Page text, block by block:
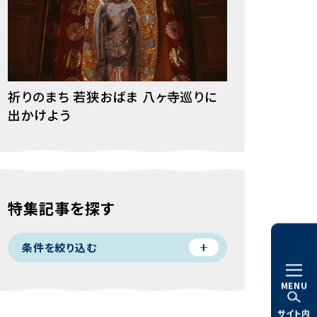
MENU
サイト内
祈りのまち 若狭おばま 八ヶ寺巡りに
出かけよう
特集記事を探す
条件を絞り込む